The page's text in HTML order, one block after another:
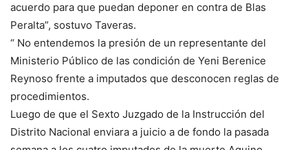
acuerdo para que puedan deponer en contra de Blas
Peralta”, sostuvo Taveras.
“ No entendemos la presión de un representante del
Ministerio Público de las condición de Yeni Berenice
Reynoso frente a imputados que desconocen reglas de
procedimientos.
Luego de que el Sexto Juzgado de la Instrucción del
Distrito Nacional enviara a juicio a de fondo la pasada